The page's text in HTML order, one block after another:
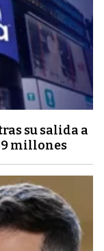
su salida a
millones